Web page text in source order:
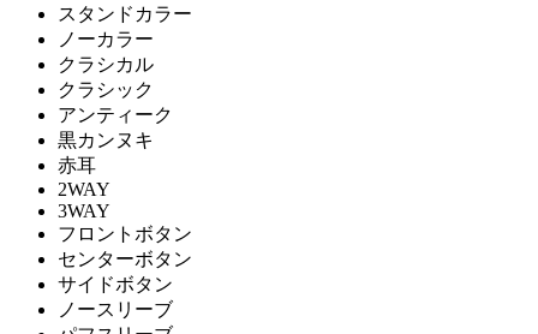
スタンドカラー
ノーカラー
クラシカル
クラシック
アンティーク
黒カンヌキ
赤耳
2WAY
3WAY
フロントボタン
センターボタン
サイドボタン
ノースリーブ